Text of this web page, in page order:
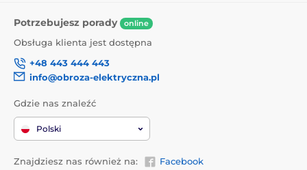
Potrzebujesz porady online
Obsługa klienta jest dostępna
+48 443 444 443
info@obroza-elektryczna.pl
Gdzie nas znaleźć
Polski
Znajdziesz nas również na: Facebook